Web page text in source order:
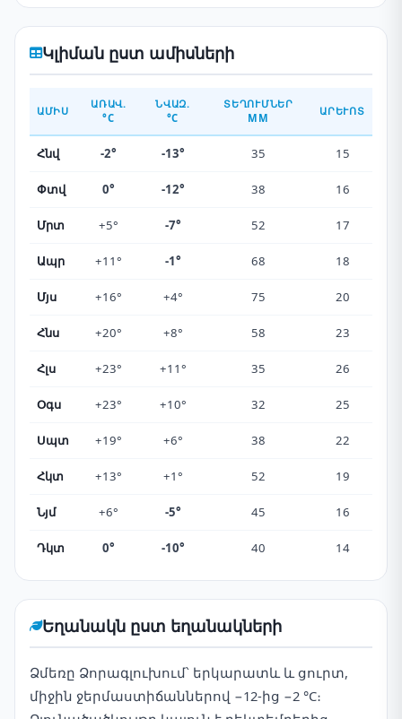
Կլիման ըստ ամիսների
ԱՄԻՍ
ԱՌԱՎ.
°C
ՆՎԱԶ.
°C
ՏԵՂՈՒՄՆԵՐ
ММ
ԱՐԵՒՈՏ
Հնվ -2° -13° 35 15
Փտվ 0° -12° 38 16
Մրտ +5° -7° 52 17
Ապր +11° -1° 68 18
Մյս +16° +4° 75 20
Հնս +20° +8° 58 23
Հլս +23° +11° 35 26
Օգս +23° +10° 32 25
Սպտ +19° +6° 38 22
Հկտ +13° +1° 52 19
Նյմ +6° -5° 45 16
Դկտ 0° -10° 40 14
Եղանակն ըստ եղանակների
Ձմեռը Ձորագլուխում՝ երկարատև և ցուրտ,
միջին ջերմաստիճաններով −12-ից −2 °C։